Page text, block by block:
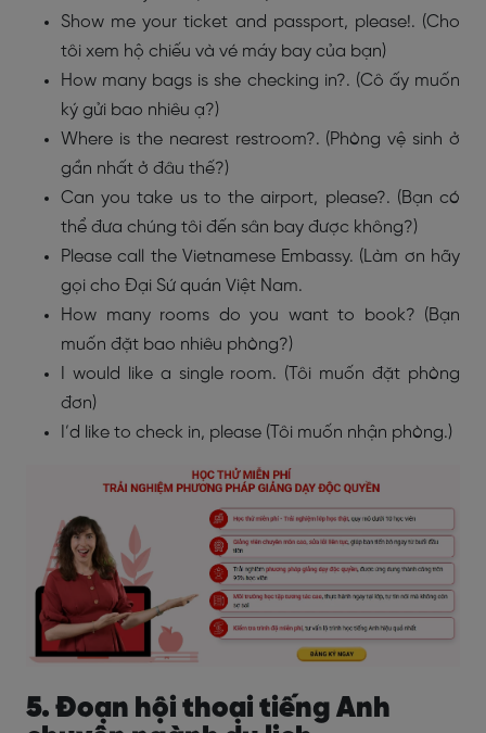
Show me your ticket and passport, please!. (Cho
tôi xem hộ chiếu và vé máy bay của bạn)
How many bags is she checking in?. (Cô ấy muốn
ký gửi bao nhiêu ạ?)
Where is the nearest restroom?. (Phòng vệ sinh ở
gần nhất ở đâu thế?)
Can you take us to the airport, please?. (Bạn có
thể đưa chúng tôi đến sân bay được không?)
Please call the Vietnamese Embassy. (Làm ơn hãy
gọi cho Đại Sứ quán Việt Nam.
How many rooms do you want to book? (Bạn
muốn đặt bao nhiêu phòng?)
I would like a single room. (Tôi muốn đặt phòng
đơn)
I’d like to check in, please (Tôi muốn nhận phòng.)
5. Đoạn hội thoại tiếng Anh